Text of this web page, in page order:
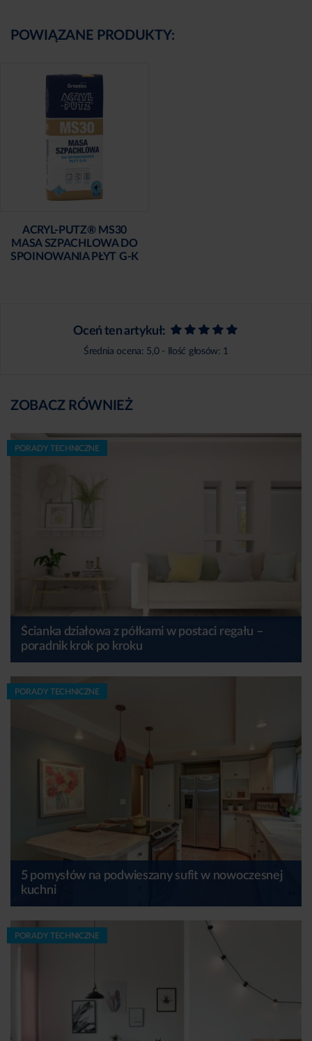
POWIĄZANE PRODUKTY:
ACRYL-PUTZ® MS30
MASA SZPACHLOWA DO
SPOINOWANIA PŁYT G-K
Oceń ten artykuł:
Średnia ocena: 5,0- Ilość głosów: 1
ZOBACZ RÓWNIEŻ
PORADY TECHNICZNE
Ścianka działowa z półkami w postaci regału –
poradnik krok po kroku
PORADY TECHNICZNE
5 pomysłów na podwieszany sufit w nowoczesnej
kuchni
PORADY TECHNICZNE